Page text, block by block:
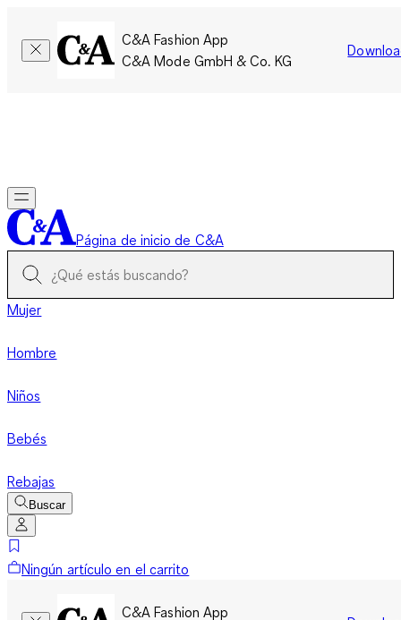
C&A Fashion App
C&A Mode GmbH & Co. KG
Página de inicio de C&A
Mujer
Hombre
Niños
Bebés
Rebajas
Buscar
Ningún artículo en el carrito
C&A Fashion App